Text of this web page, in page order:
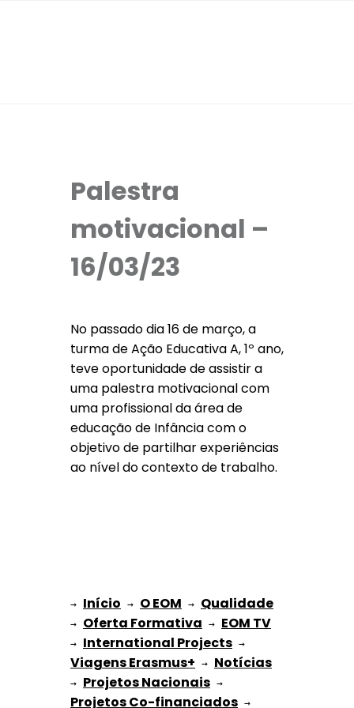
Palestra
motivacional –
16/03/23
No passado dia 16 de março, a
turma de Ação Educativa A, 1º ano,
teve oportunidade de assistir a
uma palestra motivacional com
uma profissional da área de
educação de Infância com o
objetivo de partilhar experiências
ao nível do contexto de trabalho.
→ Início → O EOM → Qualidade
→ Oferta Formativa → EOM TV
→ International Projects
Viagens Erasmus+ → Notícias
→ Projetos Nacionais
Projetos Co-financiados